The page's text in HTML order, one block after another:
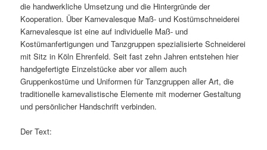
die handwerkliche Umsetzung und die Hintergründe der
Kooperation. Über Karnevalesque Maß- und Kostümschneiderei
Karnevalesque ist eine auf individuelle Maß- und
Kostümanfertigungen und Tanzgruppen spezialisierte Schneiderei
mit Sitz in Köln Ehrenfeld. Seit fast zehn Jahren entstehen hier
handgefertigte Einzelstücke aber vor allem auch
Gruppenkostüme und Uniformen für Tanzgruppen aller Art, die
traditionelle karnevalistische Elemente mit moderner Gestaltung
und persönlicher Handschrift verbinden.
Der Text: